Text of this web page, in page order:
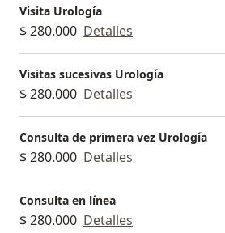
Visita Urología
$ 280.000 Detalles
Visitas sucesivas Urología
$ 280.000 Detalles
Consulta de primera vez Urología
$ 280.000 Detalles
Consulta en línea
$ 280.000 Detalles